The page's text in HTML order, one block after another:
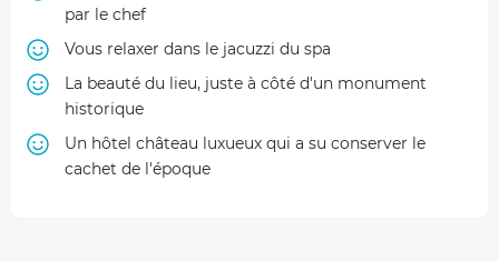
par le chef
Vous relaxer dans le jacuzzi du spa
La beauté du lieu, juste à côté d'un monument
historique
Un hôtel château luxueux qui a su conserver le
cachet de l'époque